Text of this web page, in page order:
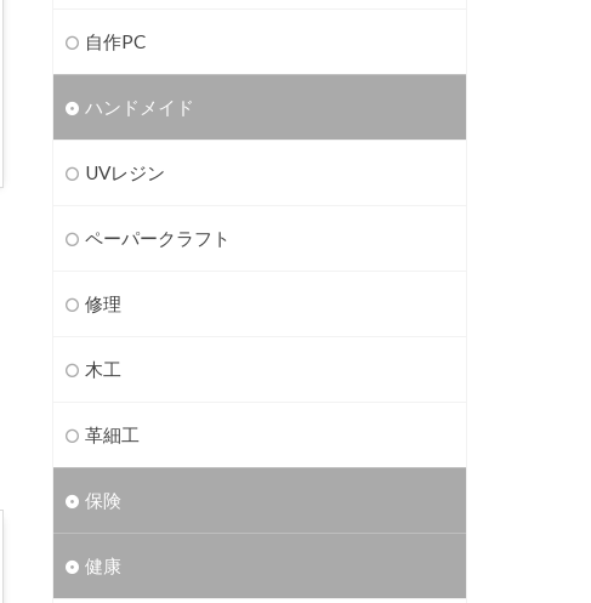
自作PC
ハンドメイド
UVレジン
ペーパークラフト
修理
木工
革細工
保険
健康